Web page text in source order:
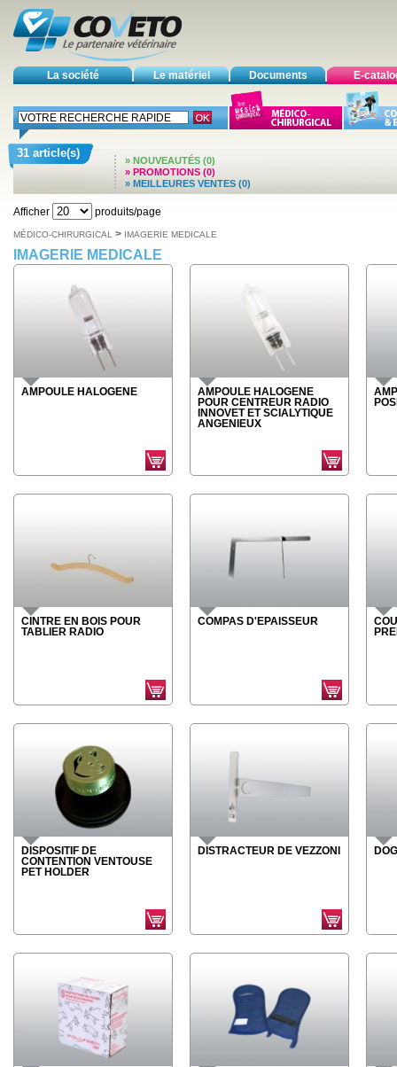
La société Le matériel Documents E-
31 article(s)
» NOUVEAUTÉS (0)
» PROMOTIONS (0)
» MEILLEURES VENTES (0)
Afficher produits/page
MÉDICO-CHIRURGICAL > IMAGERIE MEDICALE
IMAGERIE MEDICALE
AMPOULE HALOGENE
AMPOULE HALOGENE
POUR CENTREUR RADIO
INNOVET ET SCIALYTIQUE
ANGENIEUX
CINTRE EN BOIS POUR
TABLIER RADIO
COMPAS D'EPAISSEUR
DISPOSITIF DE
CONTENTION VENTOUSE
PET HOLDER
DISTRACTEUR DE VEZZONI